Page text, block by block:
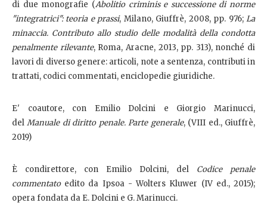
di due monografie (Abolitio criminis e successione di norme
"integratrici": teoria e prassi, Milano, Giuffrè, 2008, pp. 976;La
minaccia. Contributo allo studio delle modalità della condotta
penalmente rilevante, Roma, Aracne, 2013, pp. 313), nonché di
lavori di diverso genere: articoli, note a sentenza, contributi in
trattati, codici commentati, enciclopedie giuridiche.
E' coautore, con Emilio Dolcini e Giorgio Marinucci,
delManuale di diritto penale. Parte generale, (VIII ed., Giuffrè,
2019)
È condirettore, con Emilio Dolcini, del Codice penale
commentatoedito da Ipsoa - Wolters Kluwer (IV ed., 2015);
opera fondata da E. Dolcini e G. Marinucci.